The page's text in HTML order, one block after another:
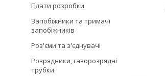
Плати розробки
Запобіжники та тримачі
запобіжників
Роз'єми та з'єднувачі
Розрядники, газорозрядні
трубки